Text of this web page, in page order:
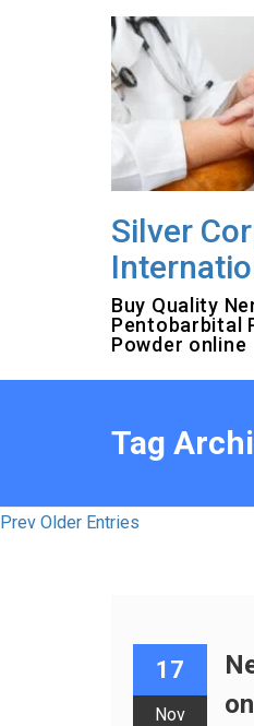
Silver
Buy Quality
Pentobarbital
Powder online
Tag
Prev Older Entries
17
Nov